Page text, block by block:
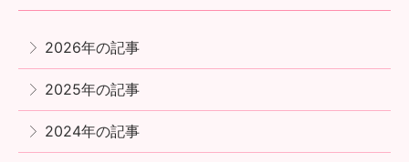
2026年の記事
2025年の記事
2024年の記事